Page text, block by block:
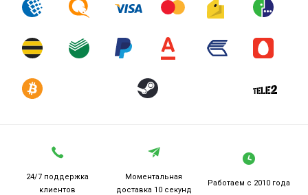
24/7 поддержка
клиентов
Моментальная
доставка 10 секунд
Работаем с 2010 года